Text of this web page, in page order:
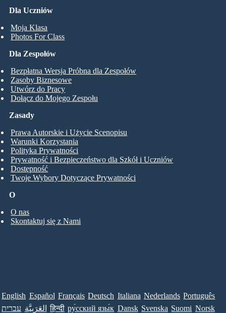
Dla Uczniów
Moja Klasa
Photos For Class
Dla Zespołów
Bezpłatna Wersja Próbna dla Zespołów
Zasoby Biznesowe
Utwórz do Pracy
Dołącz do Mojego Zespołu
O
O nas
Skontaktuj się z Nami
Zasady
Prawa Autorskie i Użycie Scenopisu
Warunki Korzystania
Polityka Prywatności
Prywatność i Bezpieczeństwo dla Szkół i Uczniów
Dostępność
Twoje Wybory Dotyczące Prywatności
English Español Français Deutsch Italiana Nederlands Português
עברית العَرَبِيَّة हिन्दी ру́сский язы́к Dansk Svenska Suomi Norsk